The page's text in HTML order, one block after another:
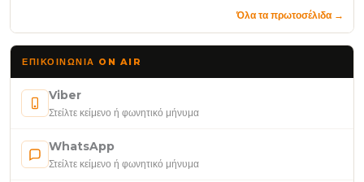
Όλα τα πρωτοσέλιδα →
ΕΠΙΚΟΙΝΩΝΊΑ ON AIR
Viber
Στείλτε κείμενο ή φωνητικό μήνυμα
WhatsApp
Στείλτε κείμενο ή φωνητικό μήνυμα